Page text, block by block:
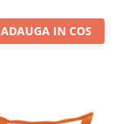
ADAUGA IN COS